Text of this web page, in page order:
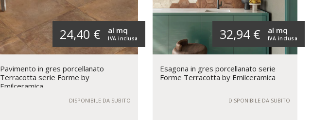
24,40 € IVA inclusa
al mq
Pavimento in gres porcellanato
Terracotta serie Forme by
Emilceramica
DISPONIBILE DA SUBITO
32,94 € IVA inclusa
al mq
Esagona in gres porcellanato serie
Forme Terracotta by Emilceramica
DISPONIBILE DA SUBITO